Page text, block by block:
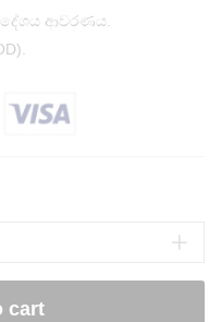
ආවරණය.
cart